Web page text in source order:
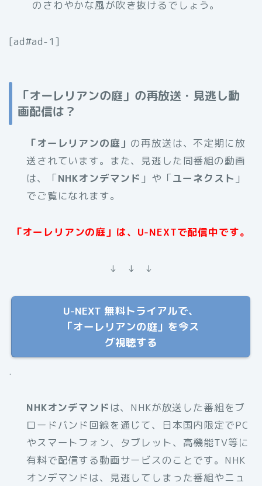
のさわやかな風が吹き抜けるでしょう。
[ad#ad-1]
「オーレリアンの庭」の再放送・見逃し動
画配信は？
「オーレリアンの庭 」 の再放送は、不定期に放
送されています。また、見逃した同番組の動画
は、「NHKオンデマンド 」や「ユーネクスト 」
でご覧になれます。
「オーレリアンの庭」は、U-NEXTで配信中です。
↓ ↓ ↓
U-NEXT 無料トライアルで、
「オーレリアンの庭」を今ス
グ視聴する
.
NHKオンデマンド は、NHKが放送した番組をブ
ロードバンド回線を通じて、日本国内限定でPC
やスマートフォン、タブレット、高機能TV等に
有料で配信する動画サービスのことです。NHK
オンデマンドは、見逃してしまった番組やニュ